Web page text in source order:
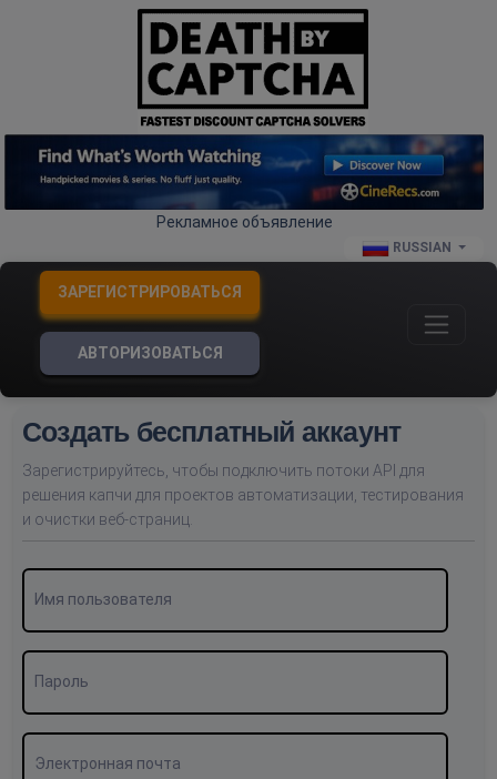
Рекламное объявление
RUSSIAN
ЗАРЕГИСТРИРОВАТЬСЯ
АВТОРИЗОВАТЬСЯ
Создать бесплатный аккаунт
Зарегистрируйтесь, чтобы подключить потоки API для
решения капчи для проектов автоматизации, тестирования
и очистки веб-страниц.
Имя пользователя
Пароль
Электронная почта